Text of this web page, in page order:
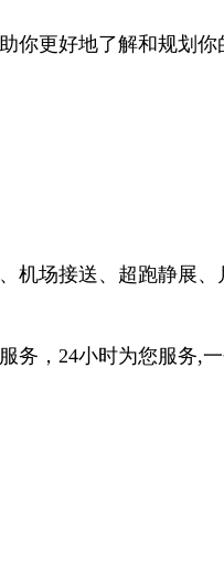
更好地了解和规划
场接送、超跑静展、
，24小时为您服务,